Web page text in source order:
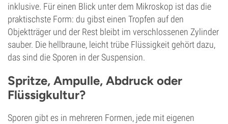
inklusive. Für einen Blick unter dem Mikroskop ist das die
praktischste Form: du gibst einen Tropfen auf den
Objektträger und der Rest bleibt im verschlossenen Zylinder
sauber. Die hellbraune, leicht trübe Flüssigkeit gehört dazu,
das sind die Sporen in der Suspension.
Spritze, Ampulle, Abdruck oder
Flüssigkultur?
Sporen gibt es in mehreren Formen, jede mit eigenen